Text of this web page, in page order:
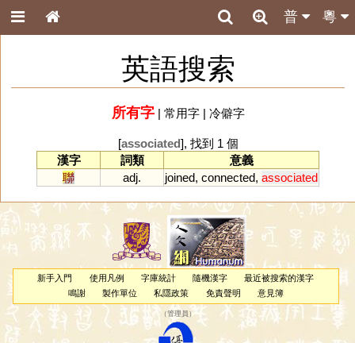
粵
普
英語搜索
所有字| 常用字| 冷僻字
[associated], 找到 1 個
漢字
詞類
意義
聯
adj. joined, connected, associated
新手入門 使用凡例 字庫統計 隨機漢字
最近被搜索的漢字
鳴謝
製作單位 私隱政策 免責聲明 意見簿
（管理員 ）